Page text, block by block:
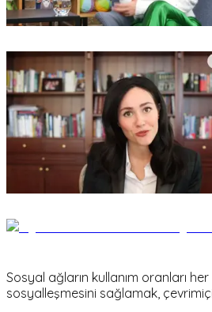
Sosyal ağların kullanım oranları
sosyalleşmesini sağlamak,